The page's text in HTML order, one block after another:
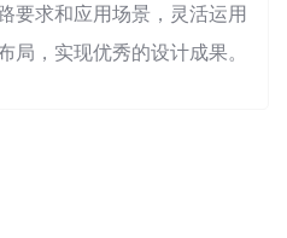
要求和应用场景，灵活运用
局，实现优秀的设计成果。